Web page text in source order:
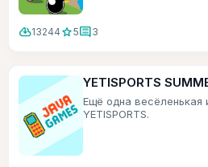
cloud_download13244 star5comment3
YETISPORTS
Ещё одна весёленькая
YETISPORTS.